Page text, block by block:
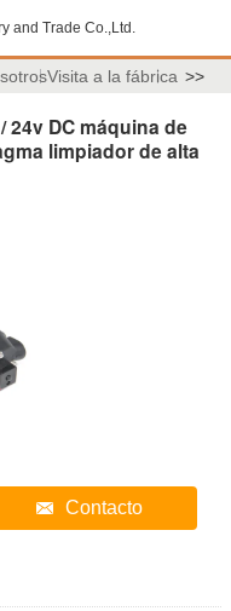
and Trade Co.,Ltd.
Visita a la fábrica >>
24v DC máquina de
limpiador de alta
Contacto